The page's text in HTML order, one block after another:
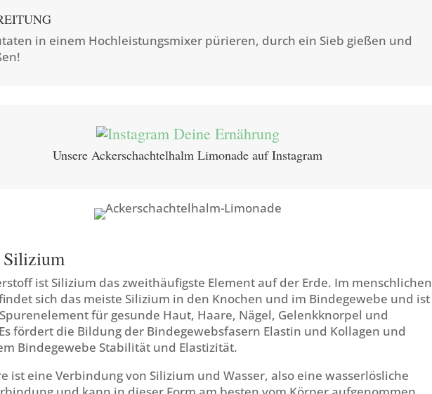
in einem Hochleistungsmixer pürieren, durch ein Sieb gießen und
Unsere Ackerschachtelhalm Limonade auf Instagram
ist Silizium das zweithäufigste Element auf der Erde. Im menschlichen
sich das meiste Silizium in den Knochen und im Bindegewebe und ist
für gesunde Haut, Haare, Nägel, Gelenkknorpel und
fördert die Bildung der Bindegewebsfasern Elastin und Kollagen und
Bindegewebe Stabilität und Elastizität.
ist eine Verbindung von Silizium und Wasser, also eine wasserlösliche